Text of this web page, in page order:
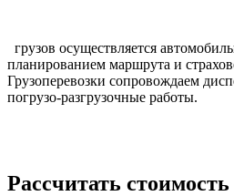
грузов осуществляется
планированием маршрута и
Грузоперевозки сопровождаем
погрузо-разгрузочные работы.
Рассчитать